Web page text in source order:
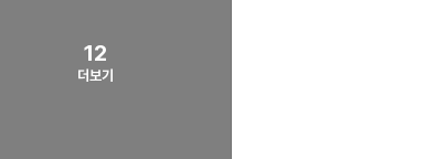
12
더보기